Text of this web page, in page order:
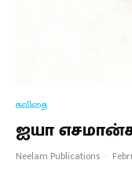
கவிதை
ஐயா
Neelam Publications ·